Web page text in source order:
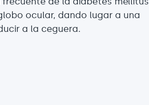
ocular, dando lugar a una
a la ceguera.